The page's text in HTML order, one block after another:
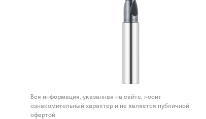
Вся информация, указанная на сайте, носит
ознакомительный характер и не является публичной
офертой.